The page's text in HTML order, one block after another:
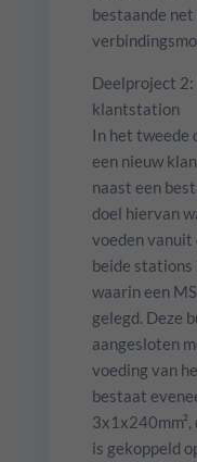
bestaande
Deelproject
klantstation
In het tweede
een nieuw
naast een
doel hiervan
voeden vanuit
beide stations
waarin een
gelegd. Deze
aangesloten
voeding van
bestaat
is gekoppeld